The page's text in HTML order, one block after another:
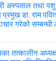
अस्पताल तथा पशु
प्रमुख डा. राम
गरेको सम्बन्धी
तत्कालीन